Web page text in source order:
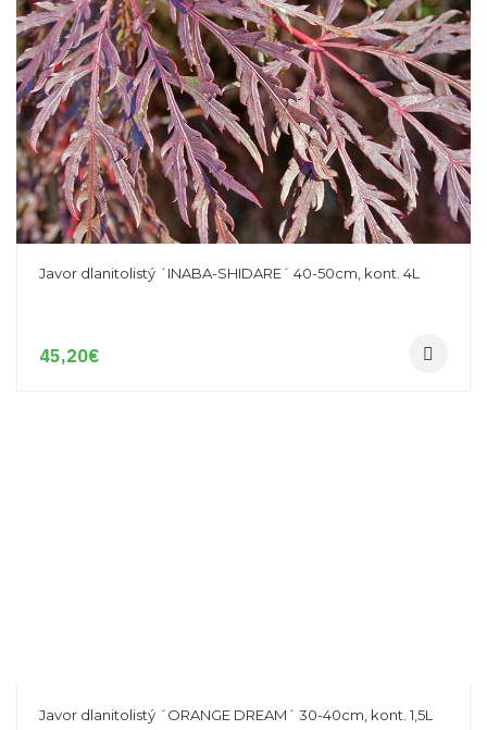
Javor dlanitolistý ´INABA-SHIDARE´ 40-50cm, kont. 4L
45,20€
Javor dlanitolistý ´ORANGE DREAM´ 30-40cm, kont. 1,5L